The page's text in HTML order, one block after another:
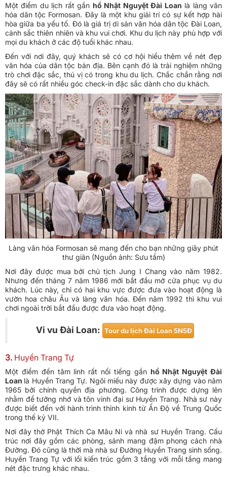
Một điểm du lịch rất gần hồ Nhật Nguyệt Đài Loan là làng văn
hóa dân tộc Formosan. Đây là một khu giải trí có sự kết hợp hài
hòa giữa ba yếu tố. Đó là giá trị di sản văn hóa dân tộc Đài Loan,
cảnh sắc thiên nhiên và khu vui chơi. Khu du lịch này phù hợp với
mọi du khách ở các độ tuổi khác nhau.
Đến với nơi đây, quý khách sẽ có cơ hội hiểu thêm về nét đẹp
văn hóa của dân tộc bản địa. Bên cạnh đó là trải nghiệm những
trò chơi đặc sắc, thú vị có trong khu du lịch. Chắc chắn rằng nơi
đây sẽ có rất nhiều góc check-in đặc sắc dành cho du khách.
Làng văn hóa Formosan sẽ mang đến cho bạn những giây phút
thư giãn (Nguồn ảnh: Sưu tầm)
Nơi đây được mua bởi chủ tịch Jung I Chang vào năm 1982.
Nhưng đến tháng 7 năm 1986 mới bắt đầu mở cửa phục vụ du
khách. Lúc này, chỉ có hai khu vực được đưa vào hoạt động là
vườn hoa châu Âu và làng văn hóa. Đến năm 1992 thì khu vui
chơi ngoài trời bắt đầu được đưa vào hoạt động.
Vi vu Đài Loan: Tour du lịch Đài Loan 5N5Đ
3. Huyền Trang Tự
Một điểm đến tâm linh rất nổi tiếng gần hồ Nhật Nguyệt Đài
Loan là Huyền Trang Tự. Ngôi miếu này được xây dựng vào năm
1965 bởi chính quyền địa phương. Công trình được dựng lên
nhằm để tưởng nhớ và tôn vinh đại sư Huyền Trang. Nhà sư này
được biết đến với hành trình thỉnh kinh từ Ấn Độ về Trung Quốc
trong thế kỷ VII.
Nơi đây thờ Phật Thích Ca Mâu Ni và nhà sư Huyền Trang. Cấu
trúc nơi đây gồm các phòng, sảnh mang đậm phong cách nhà
Đường. Đó cũng là thời mà nhà sư Đường Huyền Trang sinh sống.
Huyền Trang Tự với lối kiến trúc gồm 3 tầng với mỗi tầng mang
nét đặc trưng khác nhau.